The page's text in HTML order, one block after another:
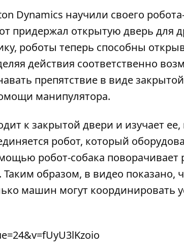
Dynamics научили своего
придержал открытую дверь для
роботы теперь способны
действия соответственно
препятствие в виде
манипулятора.
к закрытой двери и изучает ее,
робот, который
робот-собака поворачивает
образом, в видео показано,
машин могут координировать